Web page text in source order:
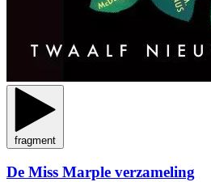
fragment
De Miss Marple verzameling